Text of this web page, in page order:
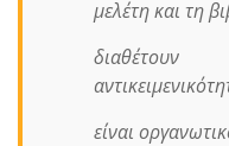
μελέτη και τη
είναι